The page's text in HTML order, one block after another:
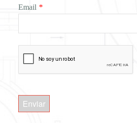
Email *
Enviar